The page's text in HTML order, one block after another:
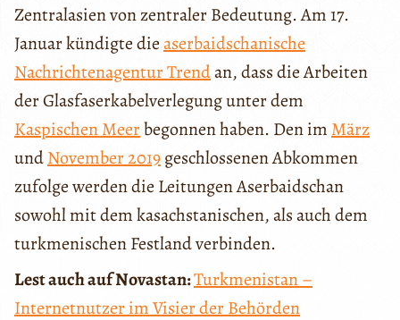
Zentralasien von zentraler Bedeutung. Am 17.
Januar kündigte dieaserbaidschanische
Nachrichtenagentur Trendan, dass die Arbeiten
der Glasfaserkabelverlegung unter dem
Kaspischen Meerbegonnen haben. Den im März
undNovember 2019geschlossenen Abkommen
zufolge werden die Leitungen Aserbaidschan
sowohl mit dem kasachstanischen, als auch dem
turkmenischen Festland verbinden.
Lest auch auf Novastan:Turkmenistan –
Internetnutzer im Visier der Behörden